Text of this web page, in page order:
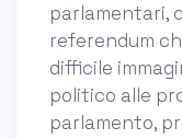
parlamentari,
referendum
difficile
politico alle
parlamento,